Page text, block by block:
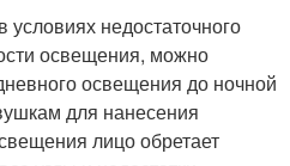
условиях недостаточного
освещения, можно
освещения до ночной
для нанесения
лицо обретает